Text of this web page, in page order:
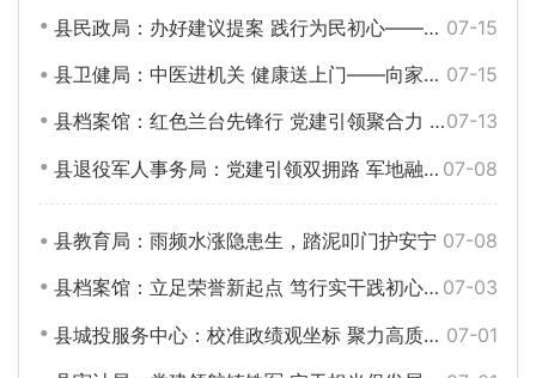
07-15
县民政局：办好建议提案 践行为民初心——交出100%满意民生答卷
07-15
县卫健局：中医进机关 健康送上门——向家镇卫生院深化“六进”服务暖人心
07-13
县档案馆：红色兰台先锋行 党建引领聚合力 ——开展“七一”韶山红色研学主题党日
07-08
县退役军人事务局：党建引领双拥路 军地融合一家亲
07-08
县教育局：雨频水涨隐患生，踏泥叩门护安宁
07-03
县档案馆：立足荣誉新起点 笃行实干践初心 ——召开“七一”党员大会暨党风廉政建设会
07-01
县城投服务中心：校准政绩观坐标 聚力高质量发展——召开2026年“七一”党员大会